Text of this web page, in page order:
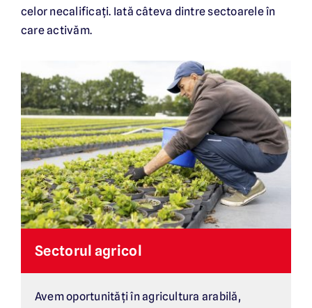
celor necalificați. Iată câteva dintre sectoarele în
care activăm.
Sectorul agricol
Avem oportunități în agricultura arabilă,